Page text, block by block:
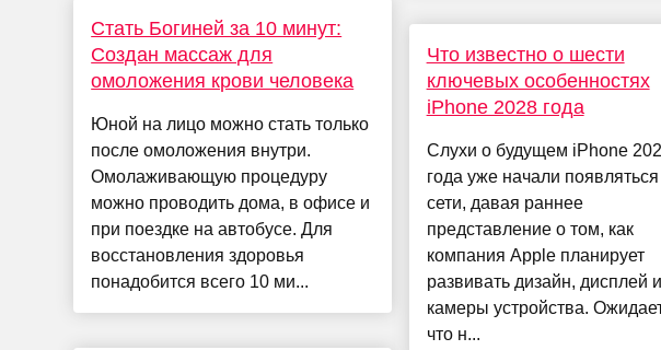
Стать Богиней за 10 минут:
Создан массаж для
омоложения крови человека
Юной на лицо можно стать только
после омоложения внутри.
Омолаживающую процедуру
можно проводить дома, в офисе и
при поездке на автобусе. Для
восстановления здоровья
понадобится всего 10 ми...
Что известно о шести
ключевых особенностях
iPhone 2028 года
Слухи о будущем iPhone
года уже начали появляться
сети, давая раннее
представление о том, как
компания Apple планирует
развивать дизайн, дисплей и
камеры устройства.
что н...